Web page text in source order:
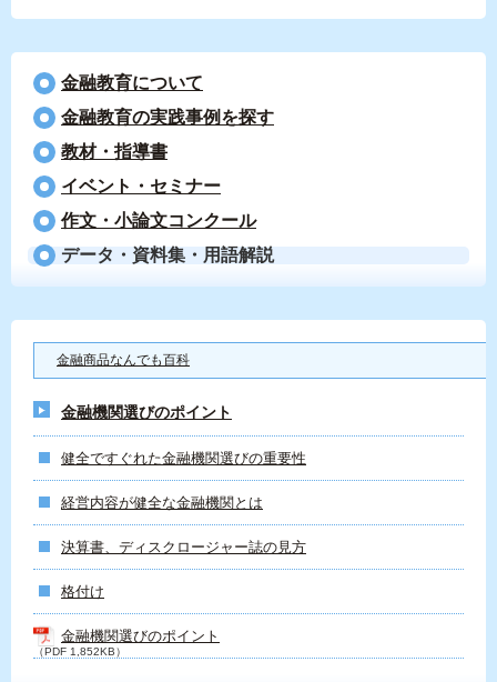
金融教育について
⾦融教育の実践事例を探す
教材・指導書
イベント・セミナー
作文・小論文コンクール
データ・資料集・用語解説
金融商品なんでも百科
金融機関選びのポイント
健全ですぐれた金融機関選びの重要性
経営内容が健全な金融機関とは
決算書、ディスクロージャー誌の見方
格付け
金融機関選びのポイント
（PDF 1,852KB）